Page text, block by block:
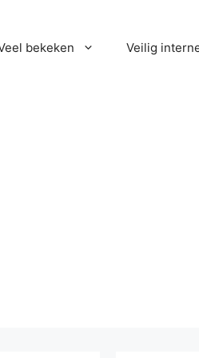
bekeken Veilig